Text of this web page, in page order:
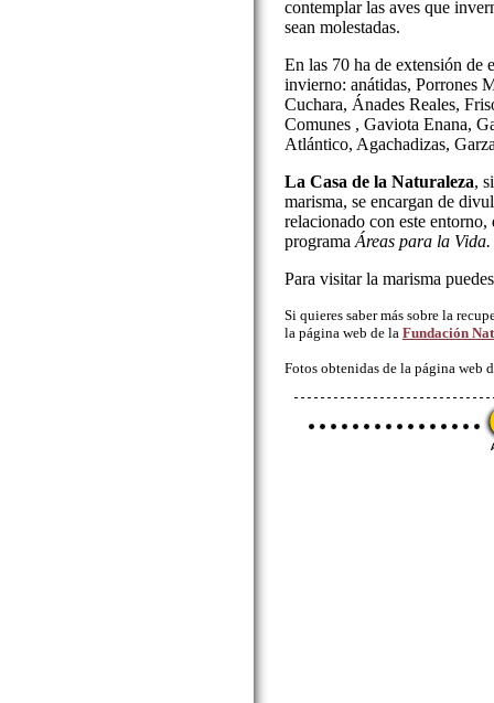
contemplar las aves que
sean molestadas.
En las 70 ha de extensión de
invierno: anátidas, Porrones
Cuchara, Ánades Reales,
Comunes , Gaviota Enana,
Atlántico, Agachadizas,
La Casa de la Naturaleza,
marisma, se encargan de
relacionado con este
programa Áreas para la Vida.
Para visitar la marisma
Si quieres saber más sobre la
la página web de la Fundación
Fotos obtenidas de la página web